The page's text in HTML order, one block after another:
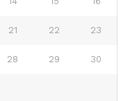
21 22 23
28 29 30